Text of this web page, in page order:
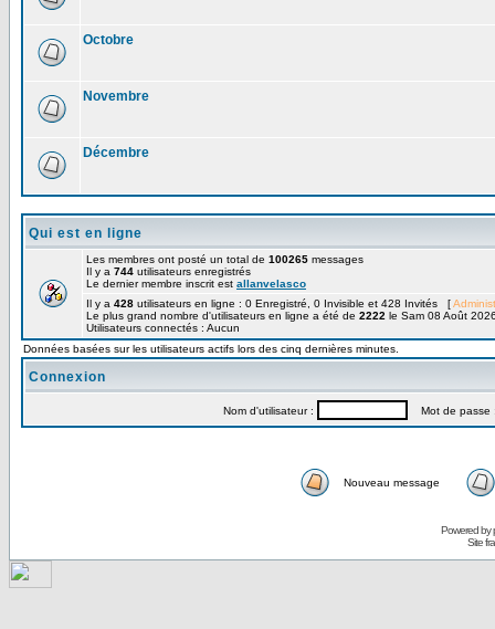
Octobre
Novembre
Décembre
Qui est en ligne
Les membres ont posté un total de 100265 messages
Il y a 744 utilisateurs enregistrés
Le dernier membre inscrit est allanvelasco
Il y a 428 utilisateurs en ligne : 0 Enregistré, 0 Invisible et 428 Invités [
Le plus grand nombre d'utilisateurs en ligne a été de 2222 le Sam 08 Août
Utilisateurs connectés : Aucun
Données basées sur les utilisateurs actifs lors des cinq dernières minutes.
Connexion
Nom d'utilisateur : Mot de passe
Nouveau message
Powered by
Site